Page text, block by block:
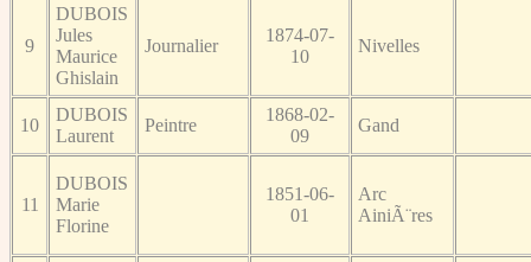
9
DUBOIS
Jules
Maurice
Ghislain
Journalier
1874-07-
10
Nivelles
10
DUBOIS
Laurent
Peintre
1868-02-
09
Gand
11
DUBOIS
Marie
Florine
1851-06-
01
Arc
AiniÃ¨res